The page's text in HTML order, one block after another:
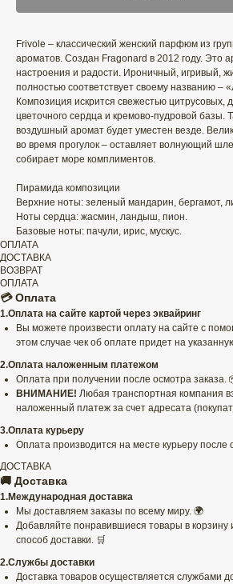
Frivole – классический женский парфюм из
ароматов. Создан Fragonard в 2012 году. Это
настроения и радости. Ироничный, игривый,
полностью соответствует своему названию –
Композиция искрится свежестью цитрусовых,
цветочного сердца и кремово-пудровой базы.
воздушный аромат будет уместен везде.
во время прогулок – оставляет волнующий
собирает море комплиментов.
Пирамида композиции
Верхние ноты: зеленый мандарин, бергамот,
Ноты сердца: жасмин, ландыш, пион.
Базовые ноты: пачули, ирис, мускус.
ОПЛАТА
ДОСТАВКА
ВОЗВРАТ
ОПЛАТА
💳 Оплата
1.Оплата на сайте картой через эквайринг
Вы можете произвести оплату на сайте с
этом случае чек об оплате придет на
2.Оплата наложенным платежом
Оплата при получении после осмотра заказа.
ВНИМАНИЕ! Любая транспортная компания
наложенный платеж за счет адресата
3.Оплата курьеру
Оплата производится на месте курьеру после
ДОСТАВКА
🚚 Доставка
1.Международная доставка
Мы доставляем заказы по всему миру. 🌍
Добавляйте понравившиеся товары в
способ доставки. 🛒
2.Службы доставки
Доставка товаров осуществляется службами